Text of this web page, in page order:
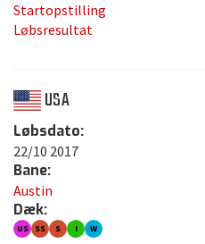
Startopstilling
Løbsresultat
USA
Løbsdato:
22/10 2017
Bane:
Austin
Dæk:
US SS S I W